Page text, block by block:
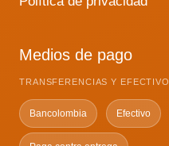
Medios de pago
TRANSFERENCIAS Y EFECTIVO
Bancolombia Efectivo